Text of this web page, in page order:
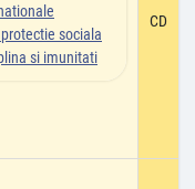
sociala
si imunitati
CD